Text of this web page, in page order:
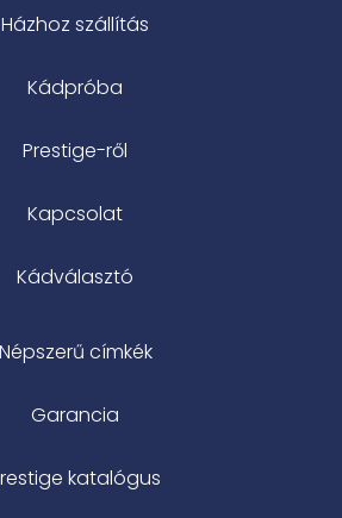
Házhoz szállítás
Kádpróba
Prestige-ről
Kapcsolat
Kádválasztó
Népszerű címkék
Garancia
katalógus